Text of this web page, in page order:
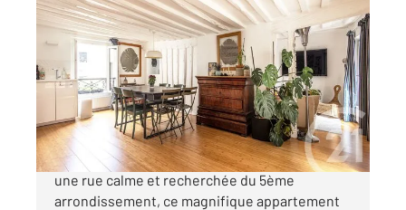
PARIS 75005
91 m2, 6 pièces
Ref : 31630
Appartement F5 à vendre
1 259 000 €
Century 21 Quartier Latin vous propose, dans
une rue calme et recherchée du 5ème
arrondissement, ce magnifique appartement